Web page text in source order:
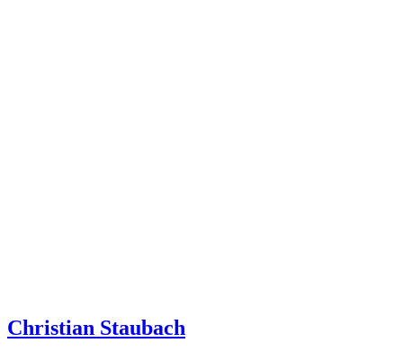
Christian Staubach